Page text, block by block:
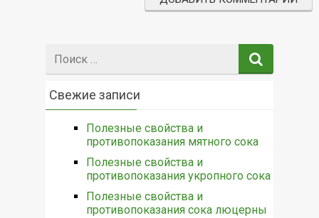
Свежие записи
Полезные свойства и
противопоказания мятного сока
Полезные свойства и
противопоказания укропного сока
Полезные свойства и
противопоказания сока люцерны